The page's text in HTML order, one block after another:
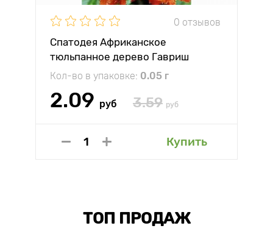
0 отзывов
Спатодея Африканское
тюльпанное дерево Гавриш
Кол-во в упаковке: 0.05 г
2.09 руб 3.59 руб
Купить
ТОП ПРОДАЖ